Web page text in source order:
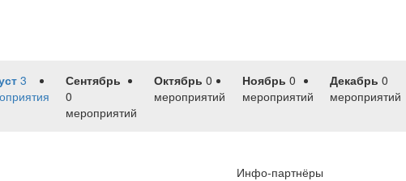
3
Сентябрь
0
мероприятий
Октябрь 0
мероприятий
Ноябрь 0
мероприятий
Декабрь 0
мероприятий
Инфо-партнёры